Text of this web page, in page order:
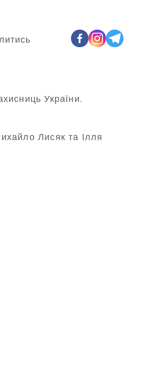
України.
Лисяк та Ілля